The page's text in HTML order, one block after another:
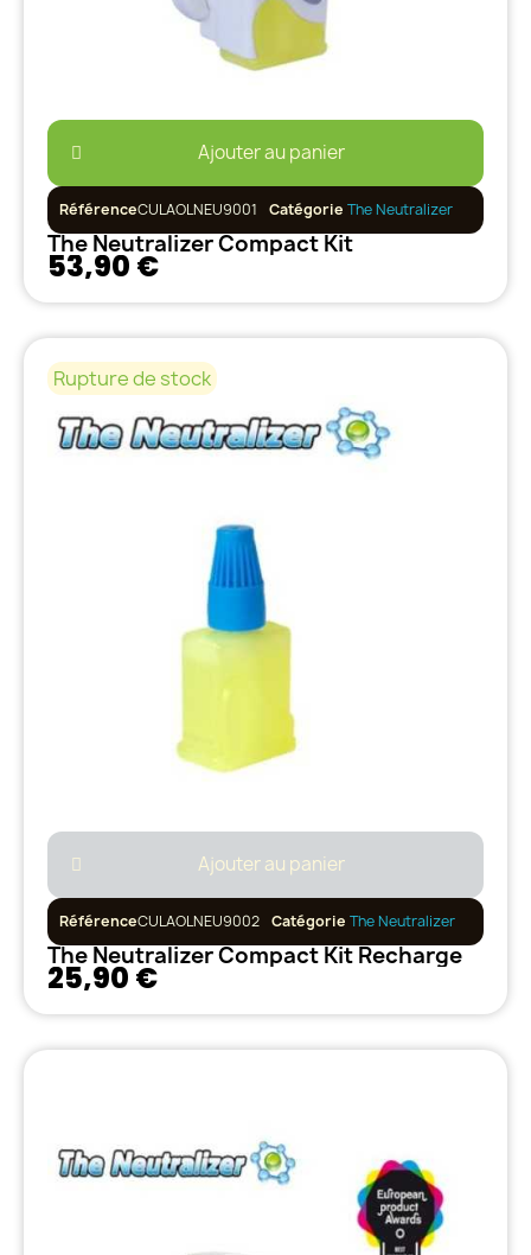
Ajouter au panier
RéférenceCULAOLNEU9001 Catégorie The Neutralizer
The Neutralizer Compact Kit
53,90 €
Rupture de stock
Ajouter au panier
RéférenceCULAOLNEU9002 Catégorie The Neutralizer
The Neutralizer Compact Kit Recharge
25,90 €